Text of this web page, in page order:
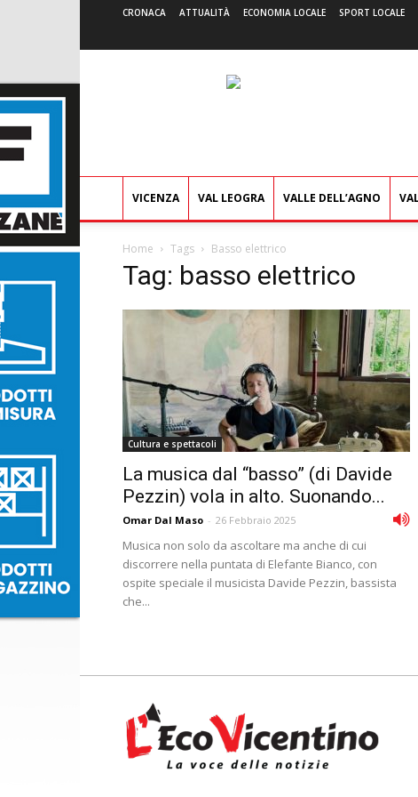
CRONACA ATTUALITÀ ECONOMIA LOCALE SPORT LOCALE
VICENZA VAL LEOGRA VALLE DELL’AGNO
Home Tags Basso elettrico
Tag: basso elettrico
Cultura e spettacoli
La musica dal “basso” (di Davide
Pezzin) vola in alto. Suonando...
Omar Dal Maso - 26 Febbraio 2025
Musica non solo da ascoltare ma anche di cui
discorrere nella puntata di Elefante Bianco, con
ospite speciale il musicista Davide Pezzin, bassista
che...